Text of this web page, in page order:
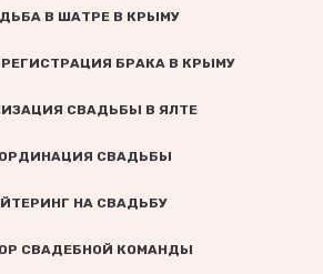
В ШАТРЕ В КРЫМУ
БРАКА В КРЫМУ
СВАДЬБЫ В ЯЛТЕ
СВАДЬБЫ
НА СВАДЬБУ
СВАДЕБНОЙ КОМАНДЫ